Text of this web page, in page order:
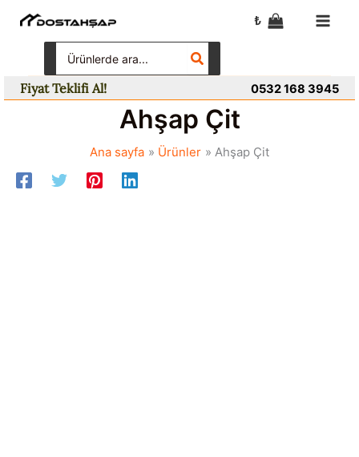
₺
for:
Fiyat Teklifi Al! 0532 168 3945
Ahşap Çit
Ana sayfa Ürünler Ahşap Çit